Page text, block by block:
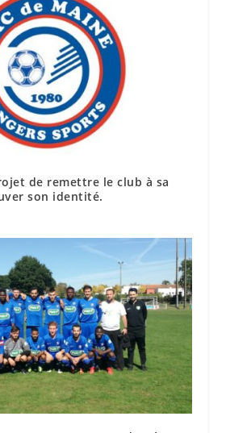
de remettre le club à sa
son identité.